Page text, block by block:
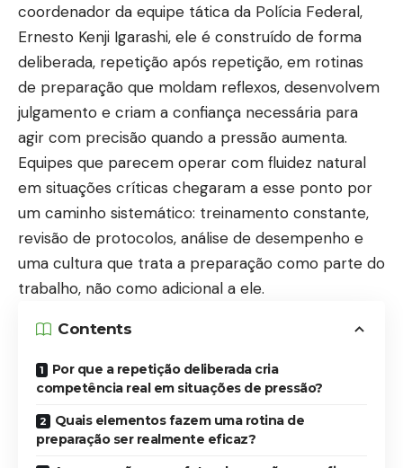
coordenador da equipe tática da Polícia Federal,
Ernesto Kenji Igarashi, ele é construído de forma
deliberada, repetição após repetição, em rotinas
de preparação que moldam reflexos, desenvolvem
julgamento e criam a confiança necessária para
agir com precisão quando a pressão aumenta.
Equipes que parecem operar com fluidez natural
em situações críticas chegaram a esse ponto por
um caminho sistemático: treinamento constante,
revisão de protocolos, análise de desempenho e
uma cultura que trata a preparação como parte do
trabalho, não como adicional a ele.
Contents
Por que a repetição deliberada cria
competência real em situações de pressão?
Quais elementos fazem uma rotina de
preparação ser realmente eficaz?